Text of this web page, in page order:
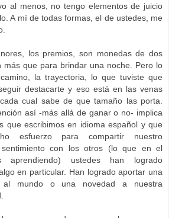
al menos, no tengo elementos de juicio
A mí de todas formas, el de ustedes, me
los premios, son monedas de dos
más que para brindar una noche. Pero lo
la trayectoria, lo que tuviste que
destacarte y eso está en las venas
cual sabe de que tamaño las porta.
así -más allá de ganar o no- implica
que escribimos en idioma español y que
esfuerzo para compartir nuestro
sentimiento con los otros (lo que en el
aprendiendo) ustedes han logrado
en particular. Han logrado aportar una
al mundo o una novedad a nuestra